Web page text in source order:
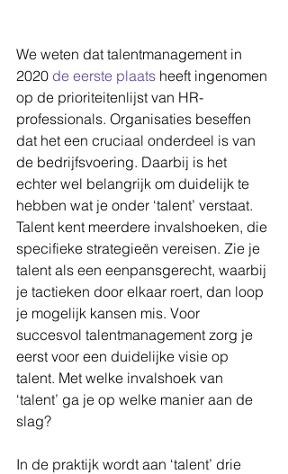
We weten dat talentmanagement in
2020 de eerste plaats heeft ingenomen
op de prioriteitenlijst van HR-
professionals. Organisaties beseffen
dat het een cruciaal onderdeel is van
de bedrijfsvoering. Daarbij is het
echter wel belangrijk om duidelijk te
hebben wat je onder ‘talent’ verstaat.
Talent kent meerdere invalshoeken, die
specifieke strategieën vereisen. Zie je
talent als een eenpansgerecht, waarbij
je tactieken door elkaar roert, dan loop
je mogelijk kansen mis. Voor
succesvol talentmanagement zorg je
eerst voor een duidelijke visie op
talent. Met welke invalshoek van
‘talent’ ga je op welke manier aan de
slag?
In de praktijk wordt aan ‘talent’ drie